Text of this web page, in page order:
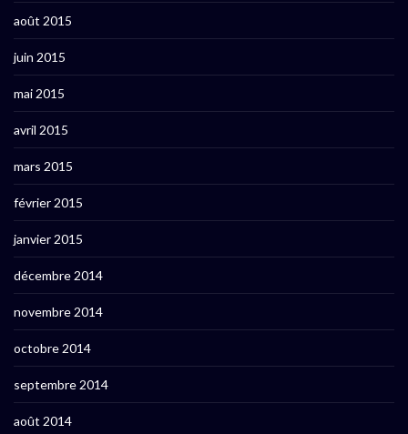
août 2015
juin 2015
mai 2015
avril 2015
mars 2015
février 2015
janvier 2015
décembre 2014
novembre 2014
octobre 2014
septembre 2014
août 2014